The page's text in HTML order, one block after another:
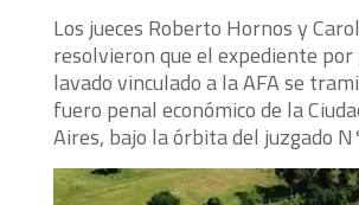
Los jueces Roberto Hornos y
resolvieron que el expediente
lavado vinculado a la AFA se
fuero penal económico de la
Aires, bajo la órbita del juzgado